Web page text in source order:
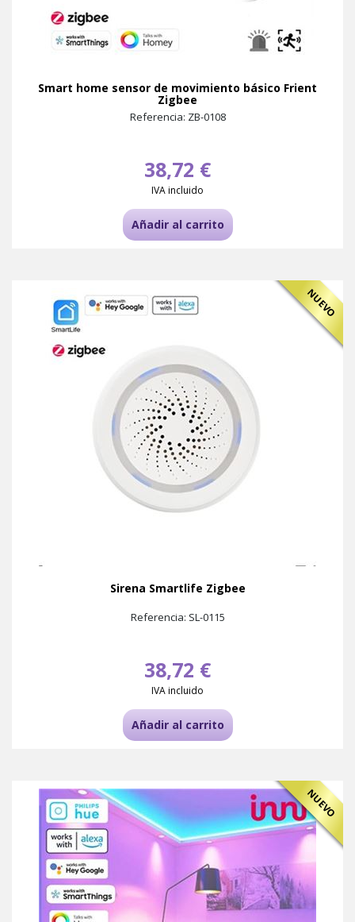
Smart home sensor de movimiento básico Frient
Zigbee
Referencia: ZB-0108
38,72 €
IVA incluido
Añadir al carrito
NUEVO
Sirena Smartlife Zigbee
Referencia: SL-0115
38,72 €
IVA incluido
Añadir al carrito
NUEVO